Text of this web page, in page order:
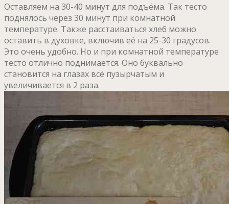
Оставляем на 30-40 минут для подъёма. Так тесто
поднялось через 30 минут при комнатной
температуре. Также расстаиваться хлеб можно
оставить в духовке, включив её на 25-30 градусов.
Это очень удобно. Но и при комнатной температуре
тесто отлично поднимается. Оно буквально
становится на глазах всё пузырчатым и
увеличивается в 2 раза.